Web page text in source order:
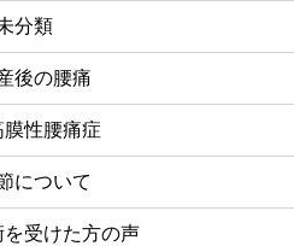
分類
後の腰痛
膜性腰痛症
について
を受けた方の声